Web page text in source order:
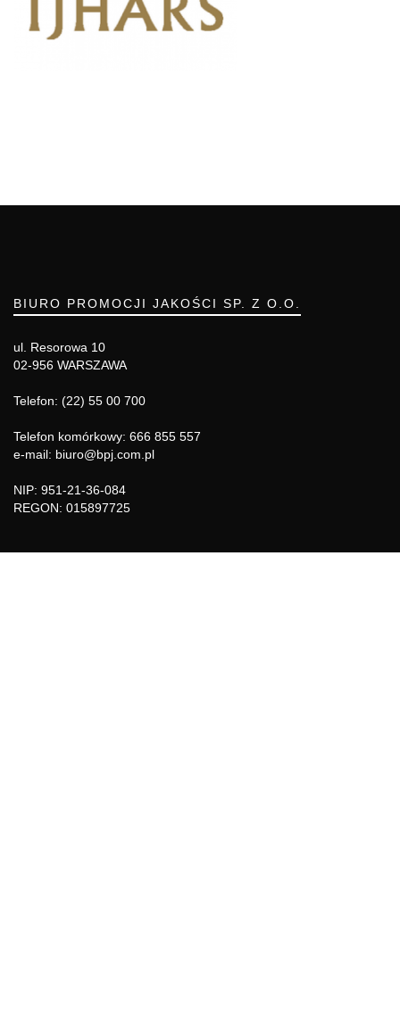
BIURO PROMOCJI JAKOŚCI SP. Z O.O.
ul. Resorowa 10
02-956 WARSZAWA
Telefon: (22) 55 00 700
Telefon komórkowy: 666 855 557
e-mail: biuro@bpj.com.pl
NIP: 951-21-36-084
REGON: 015897725